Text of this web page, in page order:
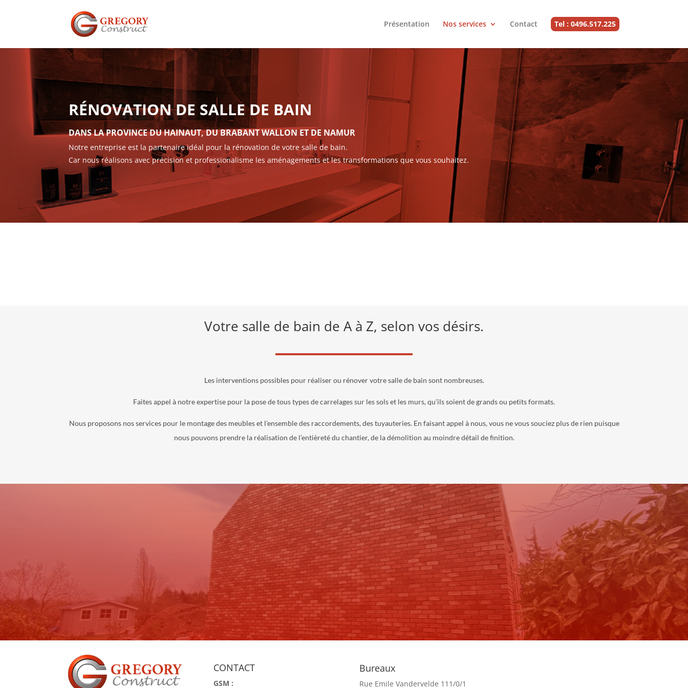
Présentation Nos services Contact Tel : 0496.517.225
RÉNOVATION DE SALLE DE BAIN
DANS LA PROVINCE DU HAINAUT, DU BRABANT WALLON ET DE NAMUR
Notre entreprise est la partenaire idéal pour la rénovation de votre salle de bain.
Car nous réalisons avec précision et professionalisme les aménagements et les transformations que vous souhaitez.
Votre salle de bain de A à Z, selon vos désirs.
Les interventions possibles pour réaliser ou rénover votre salle de bain sont nombreuses.
Faites appel à notre expertise pour la pose de tous types de carrelages sur les sols et les murs, qu’ils soient de grands ou petits formats.
Nous proposons nos services pour le montage des meubles et l’ensemble des raccordements, des tuyauteries. En faisant appel à nous, vous ne vous souciez plus de rien puisque
nous pouvons prendre la réalisation de l’entièreté du chantier, de la démolition au moindre détail de finition.
Pour plus d’informations, n’hésitez pas à nous contacter.
CONTACT
GSM :
Bureaux
Rue Emile Vandervelde 111/0/1